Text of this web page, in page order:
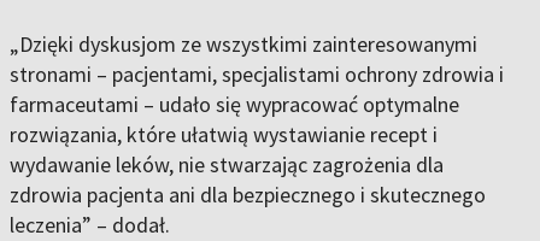
„Dzięki dyskusjom ze wszystkimi zainteresowanymi
stronami – pacjentami, specjalistami ochrony zdrowia i
farmaceutami – udało się wypracować optymalne
rozwiązania, które ułatwią wystawianie recept i
wydawanie leków, nie stwarzając zagrożenia dla
zdrowia pacjenta ani dla bezpiecznego i skutecznego
leczenia” – dodał.